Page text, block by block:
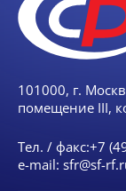
101000, г.
помещение III,
Тел. / факс:+7
e-mail: sfr@sf-